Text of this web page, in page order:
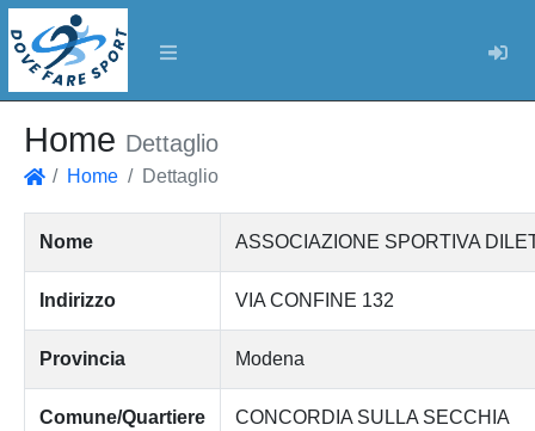
Home Dettaglio
Home Dettaglio
Nome ASSOCIAZIONE SPORTIVA
Indirizzo VIA CONFINE 132
Provincia Modena
Comune/Quartiere CONCORDIA SULLA SECCHIA